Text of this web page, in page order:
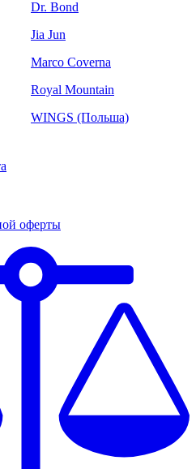
Dr. Bond
Jia Jun
Marco Coverna
Royal Mountain
WINGS (Польша)
оферты